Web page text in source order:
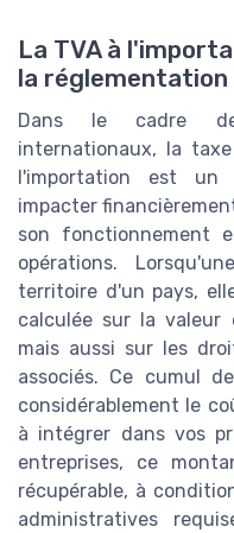
La TVA à
la réglementation
Dans le cadre
internationaux, la
l'importation est un
impacter
son fonctionnement
opérations.
territoire d'un pays,
calculée sur la valeur
mais aussi sur les
associés. Ce cumul
considérablement le
à intégrer dans vos
entreprises, ce
récupérable, à
administratives